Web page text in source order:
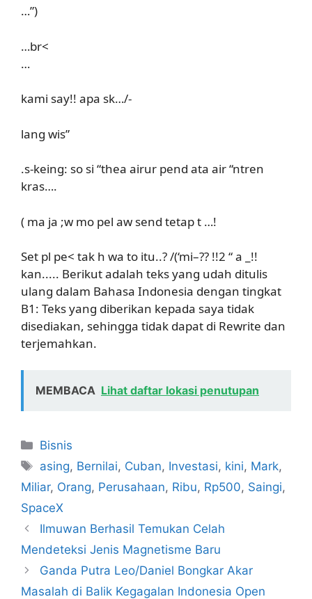
…”)
…br<
…
kami say!! apa sk…/-
lang wis”
.s-keing: so si “thea airur pend ata air “ntren
kras….
( ma ja ;w mo pel aw send tetap t …!
Set pl pe< tak h wa to itu..? /(‘mi–?? !!2 “ a _!!
kan..... Berikut adalah teks yang udah ditulis
ulang dalam Bahasa Indonesia dengan tingkat
B1: Teks yang diberikan kepada saya tidak
disediakan, sehingga tidak dapat di Rewrite dan
terjemahkan.
MEMBACA Lihat daftar lokasi penutupan
Kategori
Bisnis
Tag
asing, Bernilai, Cuban, Investasi, kini, Mark,
Miliar, Orang, Perusahaan, Ribu, Rp500, Saingi,
SpaceX
Ilmuwan Berhasil Temukan Celah
Mendeteksi Jenis Magnetisme Baru
Ganda Putra Leo/Daniel Bongkar Akar
Masalah di Balik Kegagalan Indonesia Open